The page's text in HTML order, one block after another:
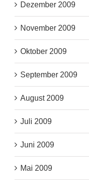
Dezember 2009
November 2009
Oktober 2009
September 2009
August 2009
Juli 2009
Juni 2009
Mai 2009